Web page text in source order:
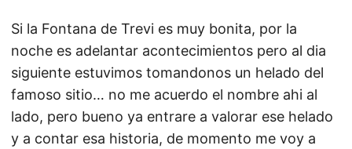
Si la Fontana de Trevi es muy bonita, por la
noche es adelantar acontecimientos pero al dia
siguiente estuvimos tomandonos un helado del
famoso sitio… no me acuerdo el nombre ahi al
lado, pero bueno ya entrare a valorar ese helado
y a contar esa historia, de momento me voy a